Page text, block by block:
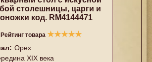
столешницы, царги и
код. RM4144471
Рейтинг товара ★★★★★
Орех
XIX века